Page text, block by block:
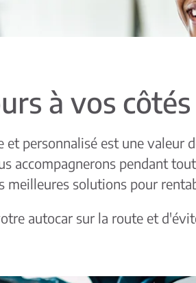
à vos côtés
personnalisé est une valeur
accompagnerons pendant
meilleures solutions pour
autocar sur la route et